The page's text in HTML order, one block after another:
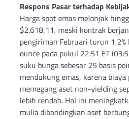
Respons Pasar terhadap
Harga spot emas melonjak
$2.618,11, meski kontrak
pengiriman Februari turun
ounce pada pukul 22:51 ET
suku bunga sebesar 25 basis
mendukung emas, karena
memegang aset non-yielding
lebih rendah. Hal ini
mulia dibandingkan aset